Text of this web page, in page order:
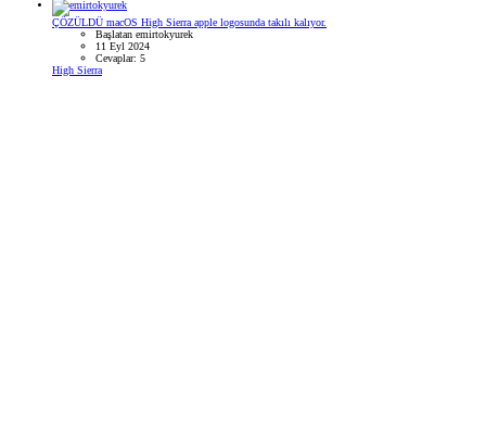
ÇÖZÜLDÜ macOS High Sierra apple logosunda takılı kalıyor.
Başlatan emirtokyurek
11 Eyl 2024
Cevaplar: 5
High Sierra